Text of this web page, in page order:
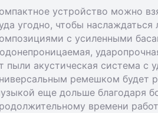
устройство можно
угодно, чтобы
с усиленными
пыли акустическая система с
ремешком будет
еще дольше благодаря
времени